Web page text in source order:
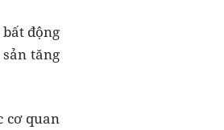
động
tăng
cơ quan